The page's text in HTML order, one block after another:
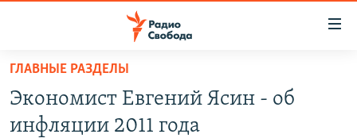
упрощенного
доступа
Вернуться
ПОДКАСТЫ
ГЛАВНЫЕ РАЗДЕЛЫ
Экономист Евгений Ясин - об
инфляции 2011 года